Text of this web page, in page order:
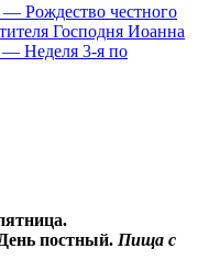
Рождество честного
Господня Иоанна
— Неделя 3-я по
постный. Пища с